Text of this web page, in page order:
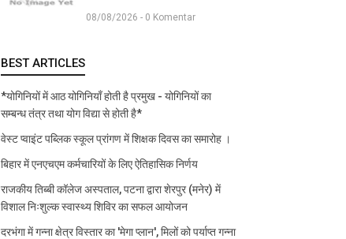
08/08/2026 - 0 Komentar
BEST ARTICLES
*योगिनियों में आठ योगिनियाँ होती है प्रमुख - योगिनियों का
सम्बन्ध तंत्र तथा योग विद्या से होती है*
वेस्ट प्वाइंट पब्लिक स्कूल प्रांगण में शिक्षक दिवस का समारोह ।
बिहार में एनएचएम कर्मचारियों के लिए ऐतिहासिक निर्णय
राजकीय तिब्बी कॉलेज अस्पताल, पटना द्वारा शेरपुर (मनेर) में
विशाल निःशुल्क स्वास्थ्य शिविर का सफल आयोजन
दरभंगा में गन्ना क्षेत्र विस्तार का 'मेगा प्लान', मिलों को पर्याप्त गन्ना